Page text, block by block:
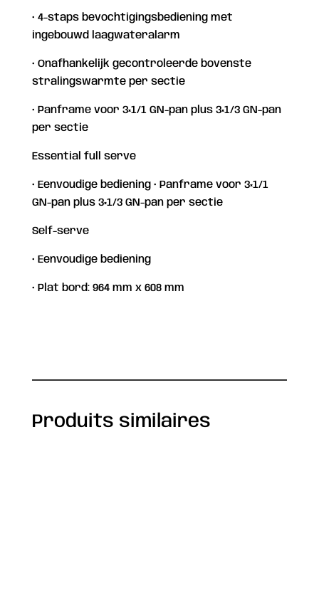
• 4-staps bevochtigingsbediening met
ingebouwd laagwateralarm
• Onafhankelijk gecontroleerde bovenste
stralingswarmte per sectie
• Panframe voor 3×1/1 GN-pan plus 3×1/3 GN-pan
per sectie
Essential full serve
• Eenvoudige bediening • Panframe voor 3×1/1
GN-pan plus 3×1/3 GN-pan per sectie
Self-serve
• Eenvoudige bediening
• Plat bord: 964 mm x 608 mm
Produits similaires